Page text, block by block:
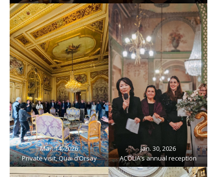
Mar. 14, 2026
Private visit, Quai d’Orsay
Jan. 30, 2026
ACOLIA’s annual reception